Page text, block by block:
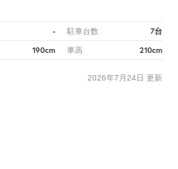
- 駐車台数 7台
190cm 車高 210cm
2026年7月24日 更新